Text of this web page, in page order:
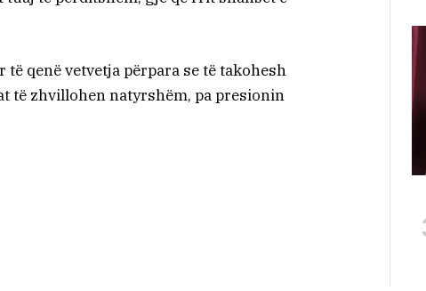
qenë vetvetja përpara se të takohesh
të zhvillohen natyrshëm, pa presionin